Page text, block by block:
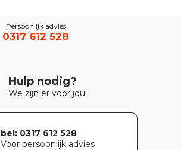
Persoonlijk advies
0317 612 528
Hulp nodig?
We zijn er voor jou!
bel: 0317 612 528
Voor persoonlijk advies